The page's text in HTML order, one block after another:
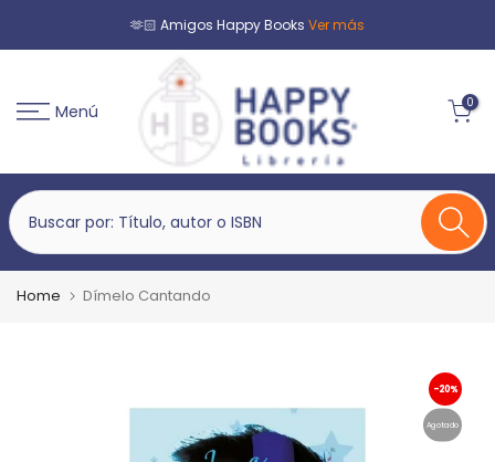
🫶🏻 Amigos Happy Books Ver más
Menú 0
Home Dímelo Cantando
-20%
Agotado